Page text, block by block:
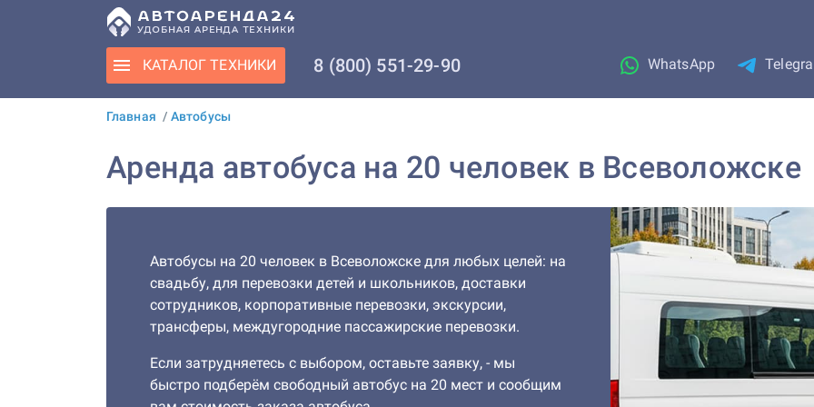
КАТАЛОГ ТЕХНИКИ 8 (800) 551-29-90 WhatsApp
Главная / Автобусы
Аренда автобуса на 20 человек в Всеволожске
Автобусы на 20 человек в Всеволожске для любых целей: на
свадьбу, для перевозки детей и школьников, доставки
сотрудников, корпоративные перевозки, экскурсии,
трансферы, междугородние пассажирские перевозки.
Если затрудняетесь с выбором, оставьте заявку, - мы
быстро подберём свободный автобус на 20 мест и сообщим